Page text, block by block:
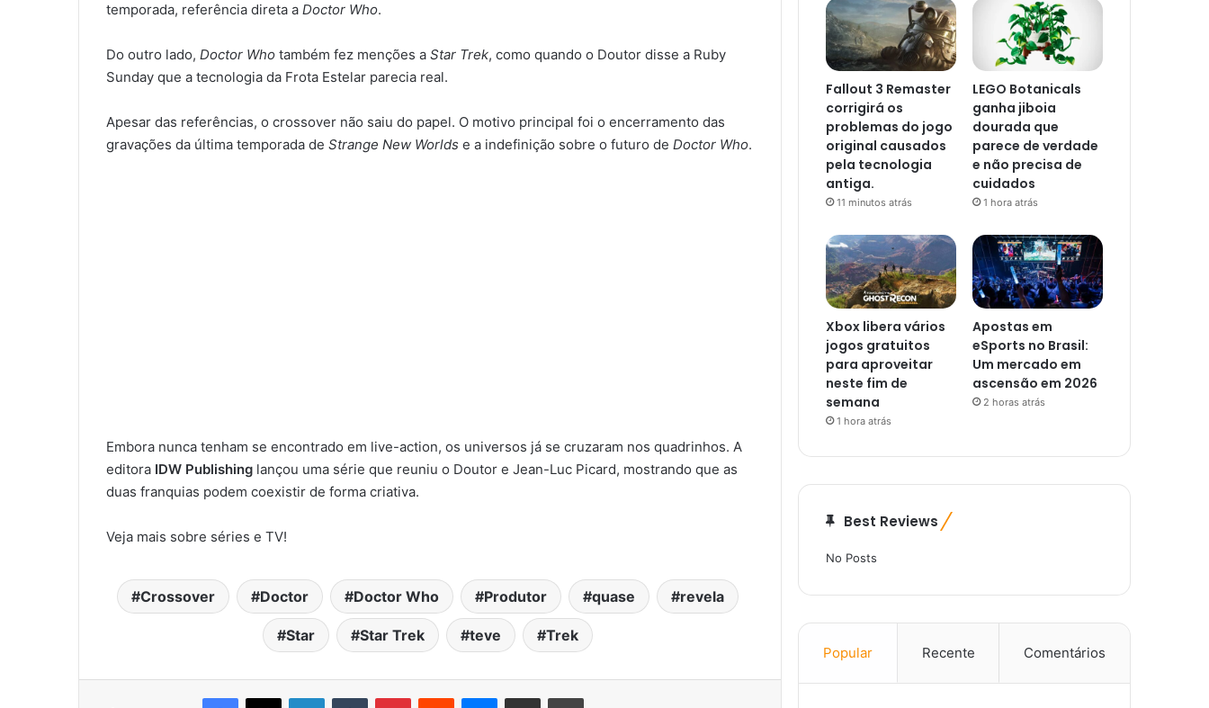
temporada, referência direta a Doctor Who.
Do outro lado, Doctor Who também fez menções a Star Trek, como quando o Doutor disse a Ruby
Sunday que a tecnologia da Frota Estelar parecia real.
Apesar das referências, o crossover não saiu do papel. O motivo principal foi o encerramento das
gravações da última temporada de Strange New Worlds e a indefinição sobre o futuro de Doctor Who.
Embora nunca tenham se encontrado em live-action, os universos já se cruzaram nos quadrinhos. A
editora IDW Publishing lançou uma série que reuniu o Doutor e Jean-Luc Picard, mostrando que as
duas franquias podem coexistir de forma criativa.
Veja mais sobre séries e TV!
Crossover Doctor Doctor Who Produtor quase revela
Star Star Trek teve Trek
Facebook
X LinkedinTumblr PinterestReddit Messenger
Compartilhar via e-mail Imprimir
Fallout 3 Remaster
corrigirá os
problemas do jogo
original causados ​​
pela tecnologia
antiga.
11 minutos atrás
LEGO Botanicals
ganha jiboia
dourada que
parece de verdade
e não precisa de
cuidados
1 hora atrás
Xbox libera vários
jogos gratuitos
para aproveitar
neste fim de
semana
1 hora atrás
Apostas em
eSports no Brasil:
Um mercado em
ascensão em 2026
2 horas atrás
Best Reviews
No Posts
Popular Recente Comentários